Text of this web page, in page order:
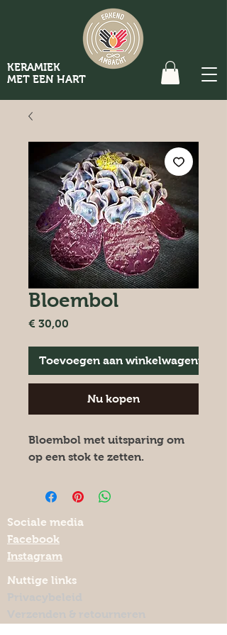
KERAMIEK
MET EEN HART
Bloembol
€ 30,00
Toevoegen aan winkelwagentje
Nu kopen
Bloembol met uitsparing om
op een stok te zetten.
Sociale media
Facebook
Instagram
Nuttige links